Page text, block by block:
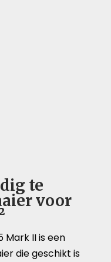
te
voor
Mark II is een
die geschikt is